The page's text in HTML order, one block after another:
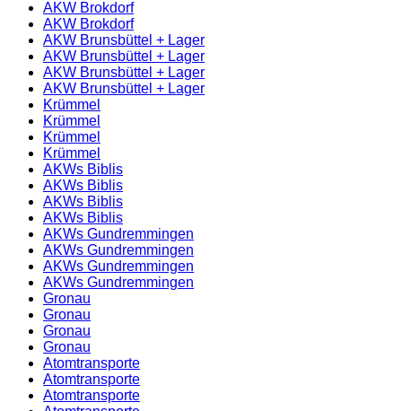
AKW Brokdorf
AKW Brokdorf
AKW Brunsbüttel + Lager
AKW Brunsbüttel + Lager
AKW Brunsbüttel + Lager
AKW Brunsbüttel + Lager
Krümmel
Krümmel
Krümmel
Krümmel
AKWs Biblis
AKWs Biblis
AKWs Biblis
AKWs Biblis
AKWs Gundremmingen
AKWs Gundremmingen
AKWs Gundremmingen
AKWs Gundremmingen
Gronau
Gronau
Gronau
Gronau
Atomtransporte
Atomtransporte
Atomtransporte